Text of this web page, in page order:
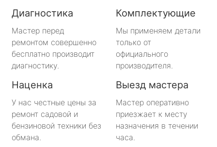
Диагностика
Мастер перед
ремонтом совершенно
бесплатно производит
диагностику.
Комплектующие
Мы применяем детали
только от
официального
производителя.
Наценка
У нас честные цены за
ремонт садовой и
бензиновой техники без
обмана.
Выезд мастера
Мастер оперативно
приезжает к месту
назначения в течении
часа.